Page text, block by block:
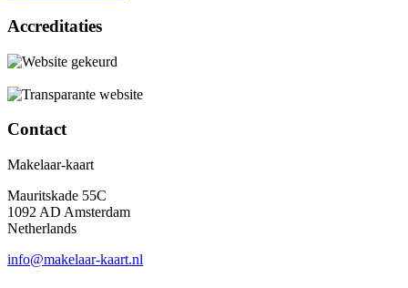
Accreditaties
Contact
Makelaar-kaart
Mauritskade 55C
1092 AD Amsterdam
Netherlands
info@makelaar-kaart.nl